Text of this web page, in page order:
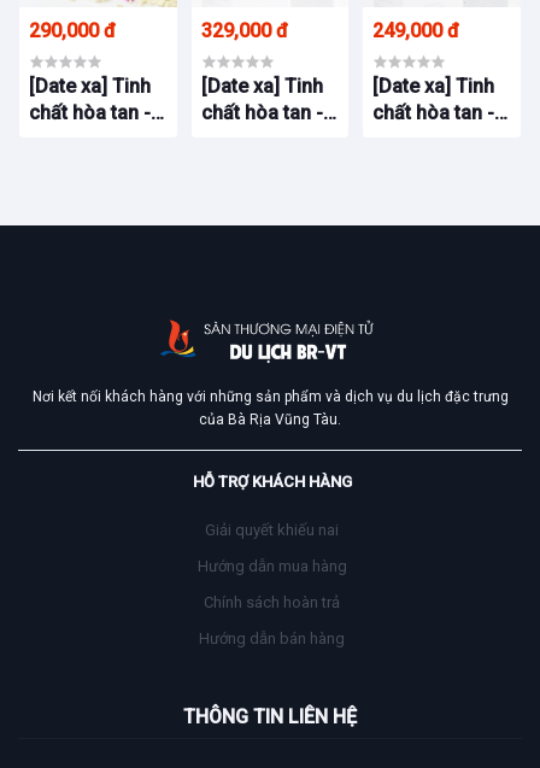
290,000 đ
[Date xa] Tinh
chất hòa tan -
329,000 đ
[Date xa] Tinh
chất hòa tan -
249,000 đ
[Date xa] Tinh
chất hòa tan -
Nơi kết nối khách hàng với những sản phẩm và dịch vụ du lịch đặc trưng
của Bà Rịa Vũng Tàu.
HỖ TRỢ KHÁCH HÀNG
Giải quyết khiếu nai
Hướng dẫn mua hàng
Chính sách hoàn trả
Hướng dẫn bán hàng
THÔNG TIN LIÊN HỆ